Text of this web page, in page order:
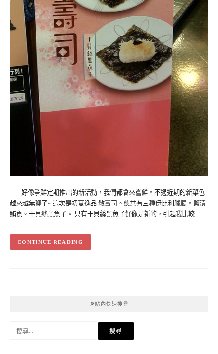
好像爭鮮定期推出的新活動，我們都會來嘗鮮。不過近期的新菜色
越來越無聊了~ 這次是初夏逸品 散壽司。總共有三種伊比利臘腸。鹽漬
鮪魚。干貝絲黑魚子。 只有干貝絲黑魚子好像是新的，引起我比較…
CONTINUE READING
🔎站內快速搜尋